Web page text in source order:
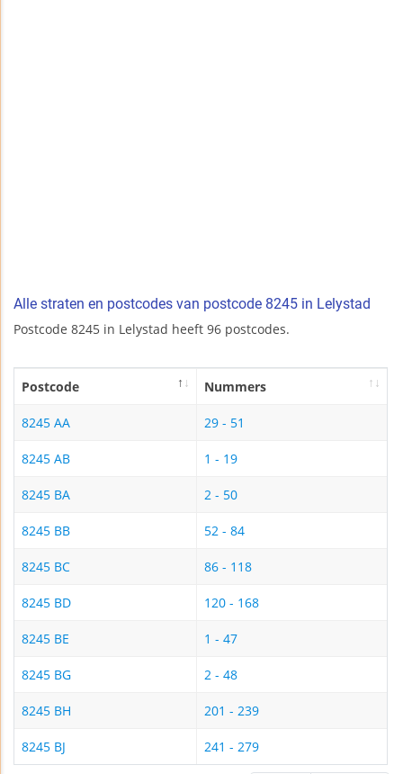
Alle straten en postcodes van postcode 8245 in Lelystad
Postcode 8245 in Lelystad heeft 96 postcodes.
Postcode Nummers
8245 AA 29 - 51
8245 AB 1 - 19
8245 BA 2 - 50
8245 BB 52 - 84
8245 BC 86 - 118
8245 BD 120 - 168
8245 BE 1 - 47
8245 BG 2 - 48
8245 BH 201 - 239
8245 BJ 241 - 279